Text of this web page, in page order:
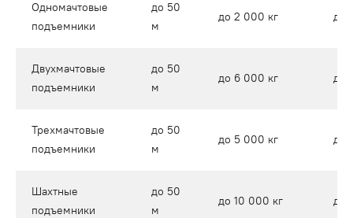
Одномачтовые
подъемники
до 50
м
до 2 000 кг до
Двухмачтовые
подъемники
до 50
м
до 6 000 кг до
Трехмачтовые
подъемники
до 50
м
до 5 000 кг до
Шахтные
подъемники
до 50
м
до 10 000 кг до